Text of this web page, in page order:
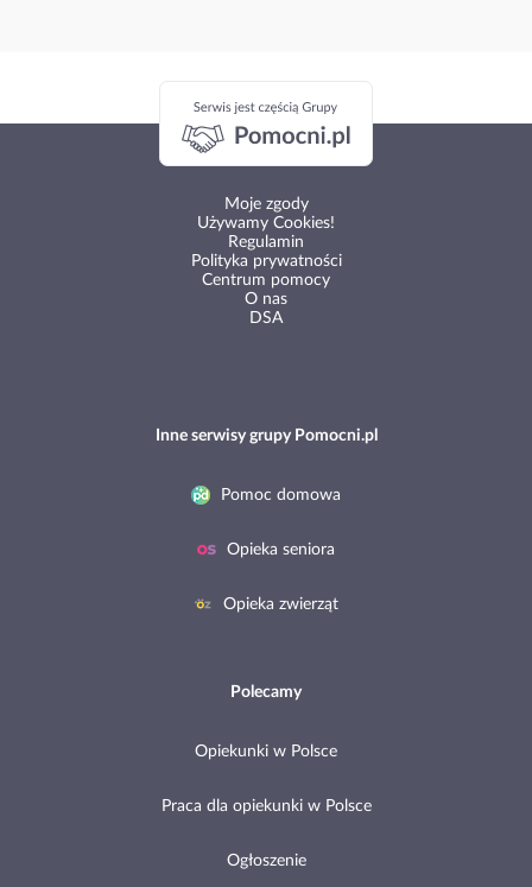
Moje zgody
Używamy Cookies!
Regulamin
Polityka prywatności
Centrum pomocy
O nas
DSA
Inne serwisy grupy Pomocni.pl
Pomoc domowa
Opieka seniora
Opieka zwierząt
Polecamy
Opiekunki w Polsce
Praca dla opiekunki w Polsce
Ogłoszenie